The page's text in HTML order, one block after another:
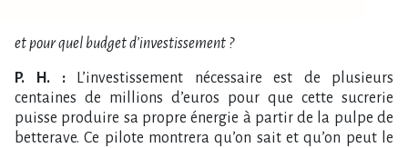
et pour quel budget d’investissement ?
P. H. :
L’investissement nécessaire est de plusieurs
centaines de millions d’euros pour que cette sucrerie
puisse produire sa propre énergie à partir de la pulpe de
betterave. Ce pilote montrera qu’on sait et qu’on peut le